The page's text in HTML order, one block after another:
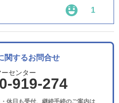
1
関するお問合せ
センター
919-274
休日も受付、継続手続のご案内は